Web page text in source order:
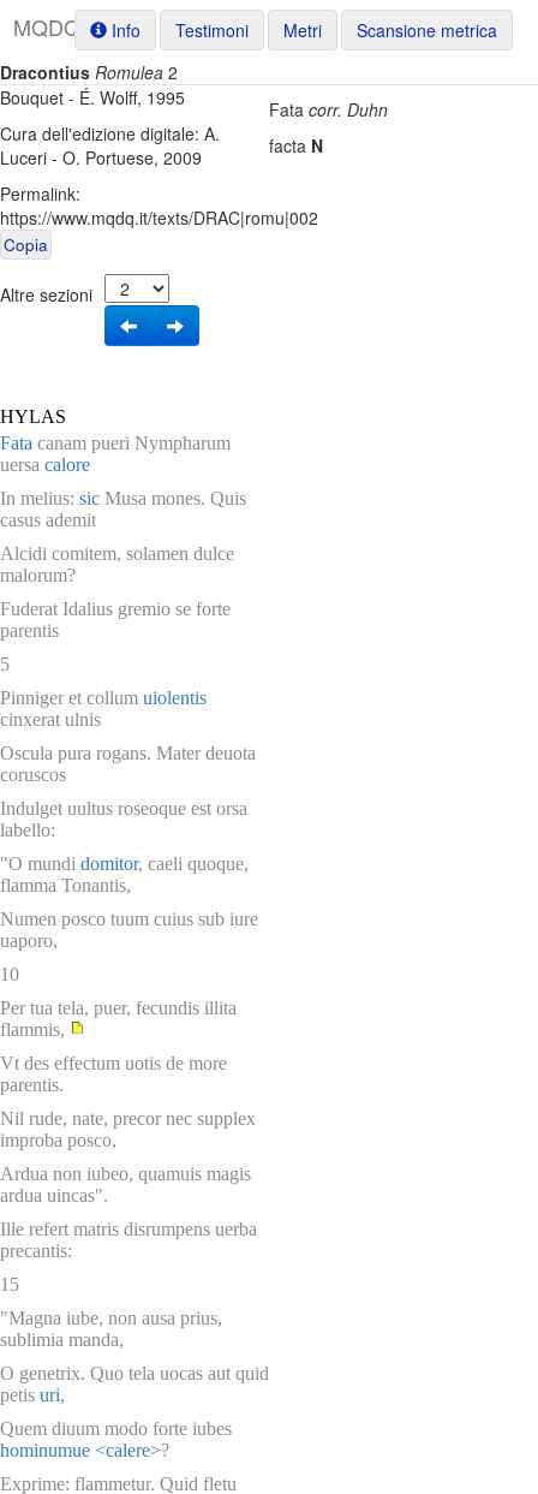
MQDQ Info Testimoni Metri
Scansione metrica
Dracontius Romulea 2
Testo base di riferimento: J.
Bouquet - É. Wolff, 1995
Cura dell'edizione digitale: A.
Luceri - O. Portuese, 2009
Permalink:
https://www.mqdq.it/texts/DRAC|romu|002
Copia
Altre sezioni
HYLAS
Fata canam pueri Nympharum
uersa calore
In melius: sic Musa mones. Quis
casus ademit
Alcidi comitem, solamen dulce
malorum?
Fuderat Idalius gremio se forte
parentis
5
Pinniger et collum uiolentis
cinxerat ulnis
Oscula pura rogans. Mater deuota
coruscos
Indulget uultus roseoque est orsa
labello:
"O mundi domitor, caeli quoque,
flamma Tonantis,
Numen posco tuum cuius sub iure
uaporo,
10
Per tua tela, puer, fecundis illita
flammis,
Vt des effectum uotis de more
parentis.
Nil rude, nate, precor nec supplex
improba posco,
Ardua non iubeo, quamuis magis
ardua uincas".
Ille refert matris disrumpens uerba
precantis:
15
"Magna iube, non ausa prius,
sublimia manda,
O genetrix. Quo tela uocas aut quid
petis uri,
Quem diuum modo forte iubes
hominumue <calere>?
Exprime: flammetur. Quid fletu
Fata corr. Duhn
facta N